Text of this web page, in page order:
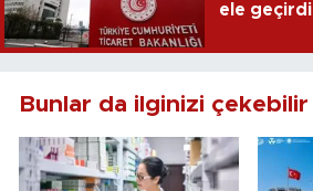
ele geçirdi
Bunlar da ilginizi çekebilir